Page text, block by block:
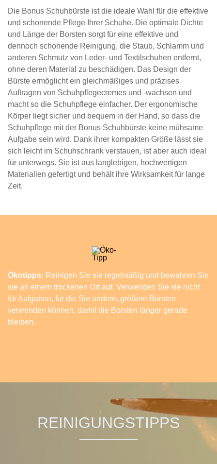
Die Bonus Schuhbürste ist die ideale Wahl für die effektive
und schonende Pflege Ihrer Schuhe. Die optimale Dichte
und Länge der Borsten sorgt für eine effektive und
dennoch schonende Reinigung, die Staub, Schlamm und
anderen Schmutz von Leder- und Textilschuhen entfernt,
ohne deren Material zu beschädigen. Das Design der
Bürste ermöglicht ein gleichmäßiges und präzises
Auftragen von Schuhpflegecremes und -wachsen und
macht so die Schuhpflege einfacher. Der ergonomische
Körper liegt sicher und bequem in der Hand, so dass die
Schuhpflege mit der Bonus Schuhbürste keine mühsame
Aufgabe sein wird. Dank ihrer kompakten Größe lässt sie
sich leicht im Schuhschrank verstauen, ist aber auch ideal
für unterwegs. Sie ist aus langlebigen, hochwertigen
Materialien gefertigt und behält ihre Wirksamkeit für lange
Zeit.
Ökotipps: Reinigen Sie sie regelmäßig und bewahren Sie
sie an einem trockenen Ort auf. Verwenden Sie sie nicht
für Aufgaben, für die Sie andere, größere Bürsten
verwenden können, damit die Borsten länger gerade
bleiben.
REINIGUNGSTIPPS